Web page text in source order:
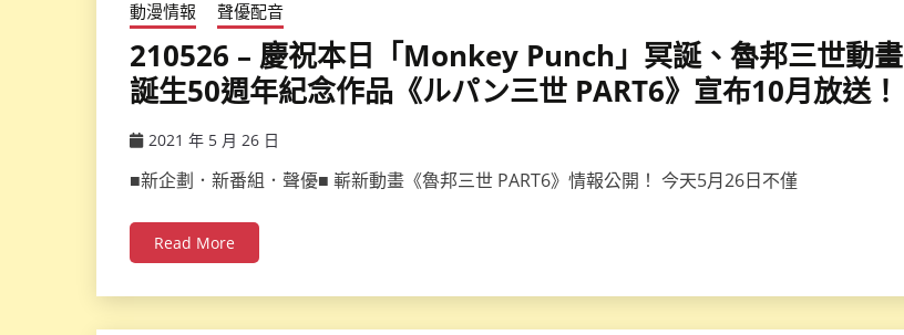
動漫情報 聲優配音
210526 – 慶祝本日「Monkey Punch」冥誕、魯邦三世動畫
誕生50週年紀念作品《ルパン三世 PART6》宣布10月放送！
2021 年 5 月 26 日
■新企劃．新番組．聲優■ 嶄新動畫《魯邦三世 PART6》情報公開！ 今天5月26日不僅
Read More